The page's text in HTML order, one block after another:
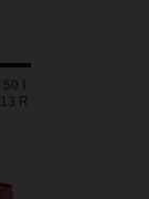
l
R